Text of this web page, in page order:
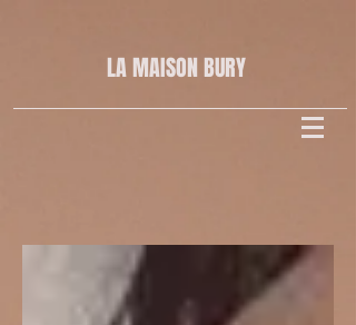
LA MAISONBURY